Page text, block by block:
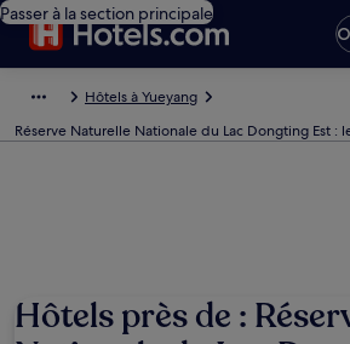
Passer à la section principale
Hôtels à Yueyang
Réserve Naturelle Nationale du Lac Dongting Est :
Hôtels près de :